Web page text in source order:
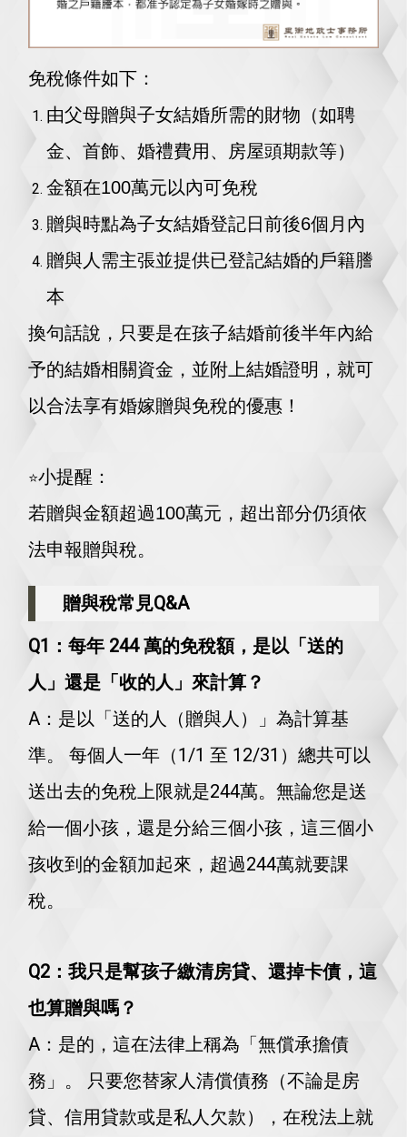
免稅條件如下：
由父母贈與子女結婚所需的財物（如聘
金、首飾、婚禮費用、房屋頭期款等）
金額在100萬元以內可免稅
贈與時點為子女結婚登記日前後6個月內
贈與人需主張並提供已登記結婚的戶籍謄
本
換句話說，只要是在孩子結婚前後半年內給
予的結婚相關資金，並附上結婚證明，就可
以合法享有婚嫁贈與免稅的優惠！
⭐️小提醒：
若贈與金額超過100萬元，超出部分仍須依
法申報贈與稅。
贈與稅常見Q&A
Q1：每年 244 萬的免稅額，是以「送的
人」還是「收的人」來計算？
A：是以「送的人（贈與人）」為計算基
準。 每個人一年（1/1 至 12/31）總共可以
送出去的免稅上限就是244萬。無論您是送
給一個小孩，還是分給三個小孩，這三個小
孩收到的金額加起來，超過244萬就要課
稅。
Q2：我只是幫孩子繳清房貸、還掉卡債，這
也算贈與嗎？
A：是的，這在法律上稱為「無償承擔債
務」。 只要您替家人清償債務（不論是房
貸、信用貸款或是私人欠款），在稅法上就